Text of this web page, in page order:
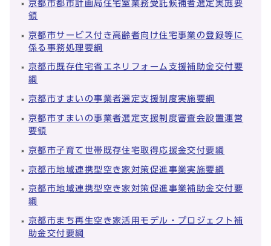
京都市都市計画局住宅室業務受託候補者選定実施要
領
京都市サービス付き高齢者向け住宅事業の登録等に
係る事務処理要綱
京都市既存住宅省エネリフォーム支援補助金交付要
綱
京都市すまいの事業者選定支援制度実施要綱
京都市すまいの事業者選定支援制度審査会設置運営
要領
京都市子育て世帯既存住宅取得応援金交付要綱
京都市地域連携型空き家対策促進事業実施要綱
京都市地域連携型空き家対策促進事業補助金交付要
綱
京都市まち再生空き家活用モデル・プロジェクト補
助金交付要綱